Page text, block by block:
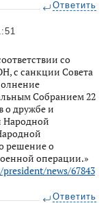
Ответить
со
с санкции Совета
Собранием 22
о дружбе и
решение о
операции.»
news/67843
Ответить